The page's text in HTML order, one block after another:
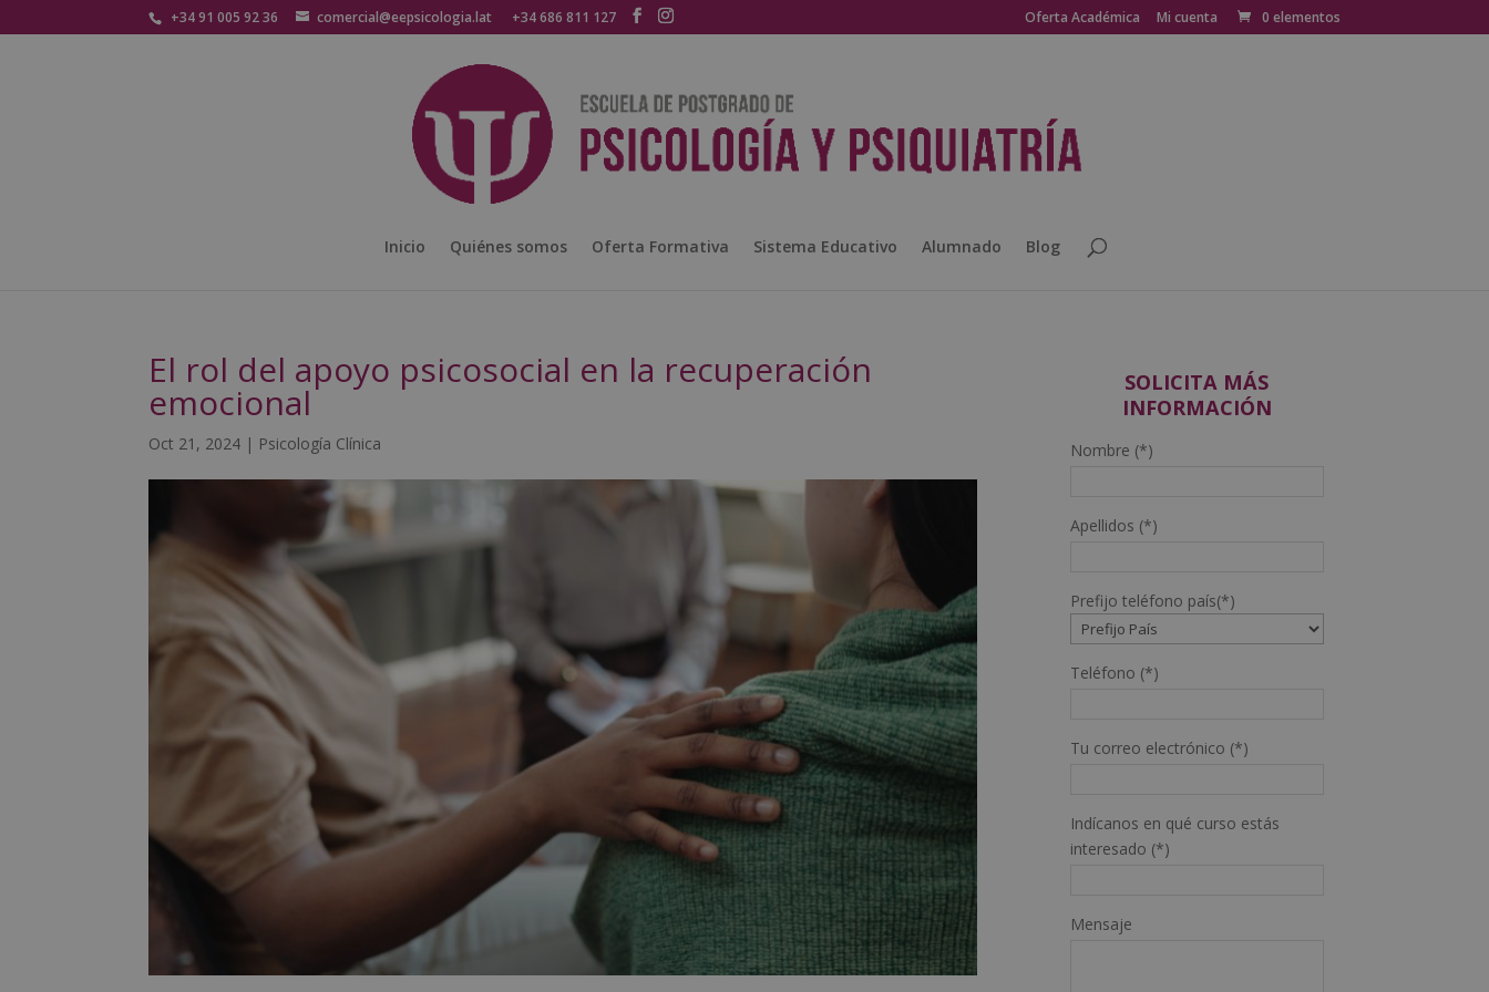
+34 91 005 92 36 comercial@eepsicologia.lat +34 686 811 127 Oferta Académica Mi cuenta 0 elementos
Inicio Quiénes somos Oferta Formativa Sistema Educativo Alumnado Blog
El rol del apoyo psicosocial en la recuperación
emocional
Oct 21, 2024 | Psicología Clínica
SOLICITA MÁS
INFORMACIÓN
Nombre (*)
Apellidos (*)
Prefijo teléfono país(*)
Teléfono (*)
Tu correo electrónico (*)
Indícanos en qué curso estás
interesado (*)
Mensaje